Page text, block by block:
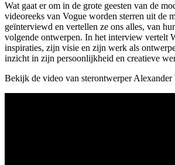
Wat gaat er om in de grote geesten van de
videoreeks van Vogue worden sterren uit de
geïnterviewd en vertellen ze ons alles, van
volgende ontwerpen. In het interview vertelt
inspiraties, zijn visie en zijn werk als
inzicht in zijn persoonlijkheid en creatieve
Bekijk de video van sterontwerper Alexander